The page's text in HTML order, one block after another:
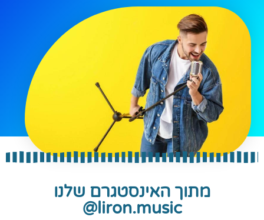
מתוך האינסטגרם שלנו
liron.music@